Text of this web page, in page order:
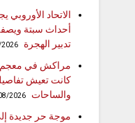
الاتحاد الأوروبي
أحداث سبتة
تدبير الهجرة
كانت تعيش
والساحات
2026
موجة حر جديدة